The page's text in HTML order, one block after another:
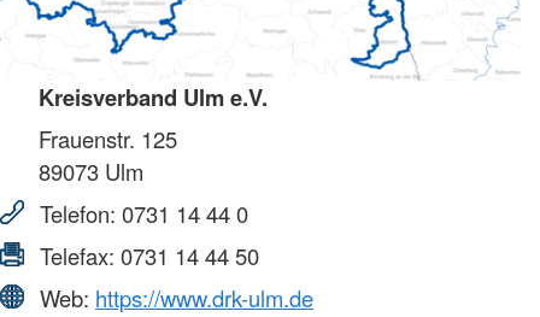
Kreisverband Ulm e.V.
Frauenstr. 125
89073 Ulm
Telefon: 0731 14 44 0
Telefax: 0731 14 44 50
Web: https://www.drk-ulm.de